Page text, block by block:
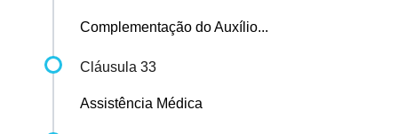
Complementação do Auxílio...
Cláusula 33
Assistência Médica